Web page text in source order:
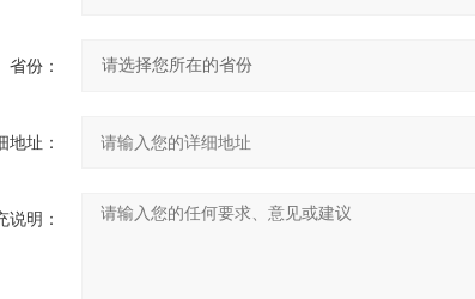
省份：
地址：
说明：